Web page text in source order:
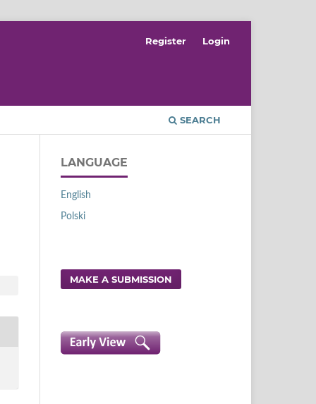
SEARCH
Register Login
LANGUAGE
English
Polski
MAKE A SUBMISSION